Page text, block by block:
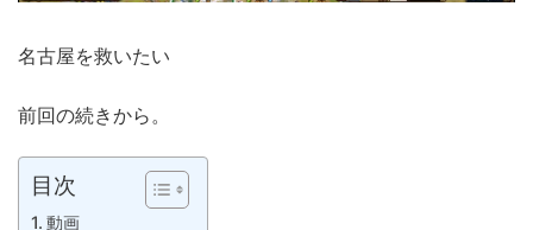
名古屋を救いたい
前回の続きから。
目次
動画